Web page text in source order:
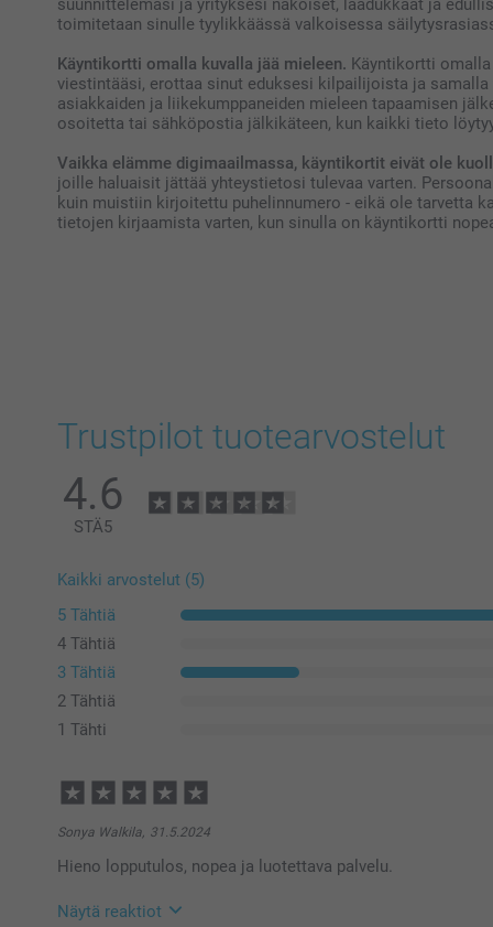
suunnittelemasi ja yrityksesi näköiset, laadukkaat ja
toimitetaan sinulle tyylikkäässä valkoisessa
Käyntikortti omalla kuvalla jää mieleen. Käyntikortti
viestintääsi, erottaa sinut eduksesi kilpailijoista ja
asiakkaiden ja liikekumppaneiden mieleen tapaamisen
osoitetta tai sähköpostia jälkikäteen, kun kaikki tieto
Vaikka elämme digimaailmassa, käyntikortit eivät ole
joille haluaisit jättää yhteystietosi tulevaa varten.
kuin muistiin kirjoitettu puhelinnumero - eikä ole tarvetta
tietojen kirjaamista varten, kun sinulla on käyntikortti
Trustpilot tuotearvostelut
4.6
STÄ5
Kaikki arvostelut (5)
5 Tähtiä
4 Tähtiä
3 Tähtiä
2 Tähtiä
1 Tähti
Sonya Walkila, 31.5.2024
Hieno lopputulos, nopea ja luotettava palvelu.
Näytä reaktiot